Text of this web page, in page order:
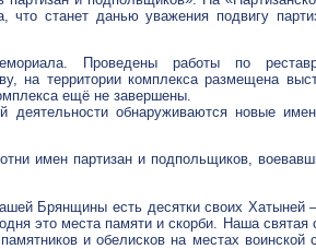
что станет данью уважения подвигу
Проведены работы по
на территории комплекса размещена
ещё не завершены.
обнаруживаются новые
имен партизан и подпольщиков,
Брянщины есть десятки своих Хатыней
это места памяти и скорби. Наша
и обелисков на местах